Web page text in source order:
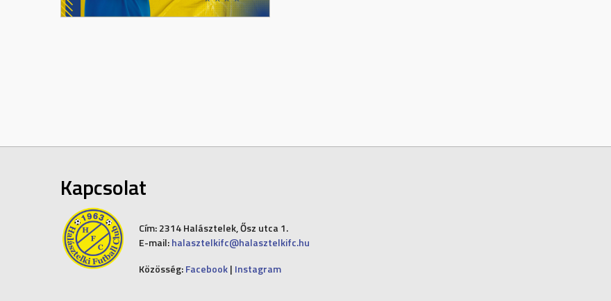
Kapcsolat
Cím:2314 Halásztelek, Ősz utca 1.
E-mail: halasztelkifc@halasztelkifc.hu
Közösség: Facebook| Instagram